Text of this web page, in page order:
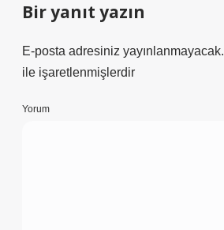
Bir yanıt yazın
E-posta adresiniz yayınlanmayacak.
ile işaretlenmişlerdir
Yorum